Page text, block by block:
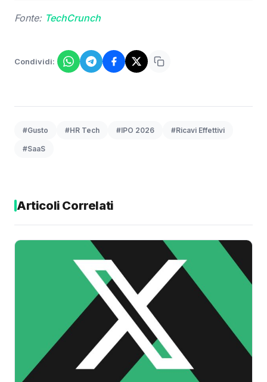
Fonte: TechCrunch
Condividi:
#Gusto #HR Tech #IPO 2026 #Ricavi Effettivi
#SaaS
Articoli Correlati